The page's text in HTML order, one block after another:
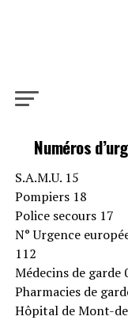
Numéros
S.A.M.U. 15
Pompiers 18
Police secours 17
N° Urgence
112
Médecins de garde
Pharmacies de
Hôpital de Mont-